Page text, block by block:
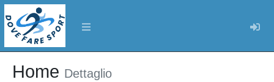
Home Dettaglio